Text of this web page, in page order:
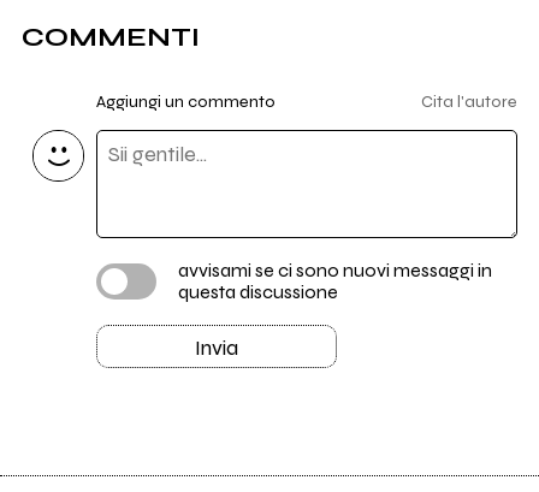
COMMENTI
Aggiungi un commento Cita l'autore
avvisami se ci sono nuovi messaggi in
questa discussione
Invia